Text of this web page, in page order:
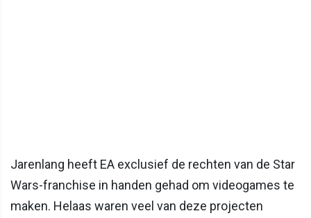
Jarenlang heeft EA exclusief de rechten van de Star
Wars-franchise in handen gehad om videogames te
maken. Helaas waren veel van deze projecten